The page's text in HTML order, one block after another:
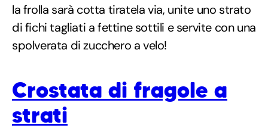
la frolla sarà cotta tiratela via, unite uno strato
di fichi tagliati a fettine sottili e servite con una
spolverata di zucchero a velo!
Crostata di fragole a
strati